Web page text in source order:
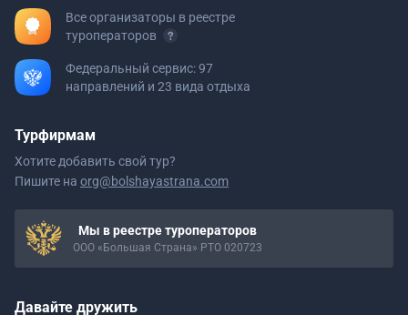
Все организаторы в реестре
туроператоров
Федеральный сервис: 97
направлений и 23 вида отдыха
Турфирмам
Хотите добавить свой тур?
Пишите на org@bolshayastrana.com
Мы в реестре туроператоров
ООО «Большая Страна» РТО 020723
Давайте дружить